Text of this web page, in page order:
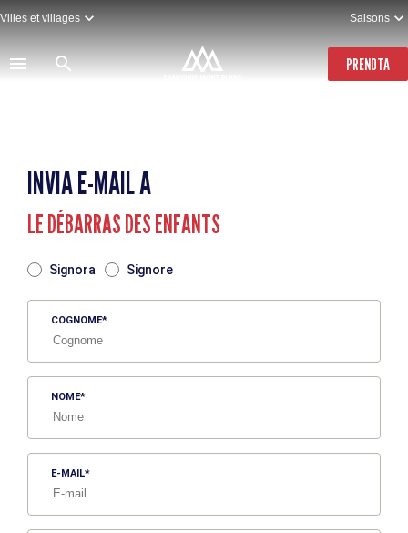
Salta
al
contenuto
principale
Villes et villages Saisons
PRENOTA
INVIA E-MAIL A
LE DÉBARRAS DES ENFANTS
Signora Signore
COGNOME
NOME
E-MAIL